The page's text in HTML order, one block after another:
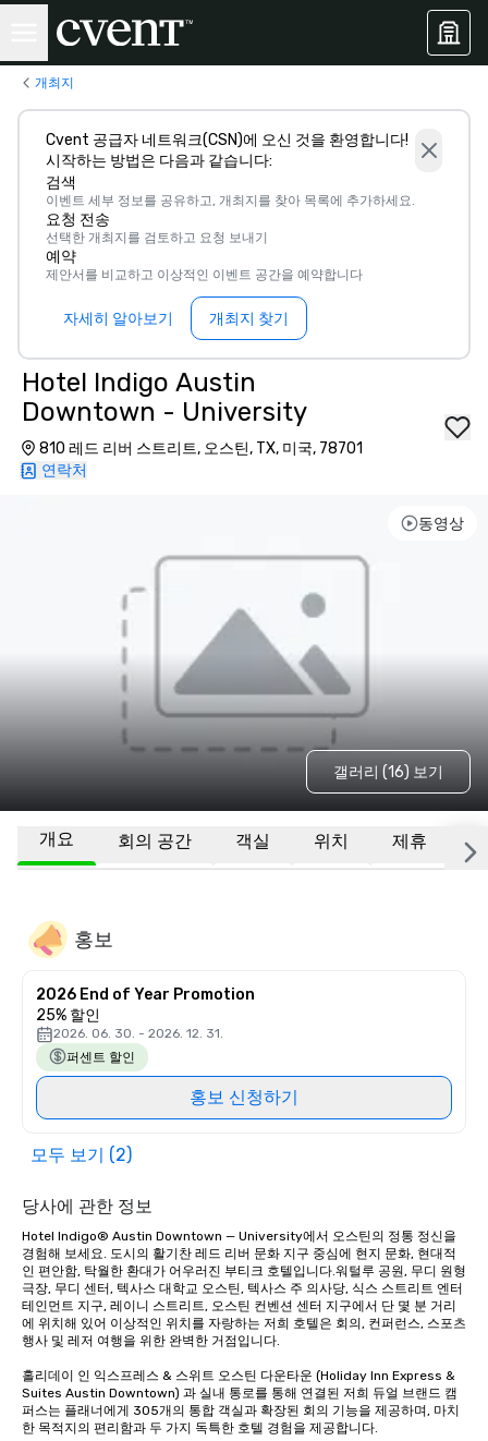
개최지
Cvent 공급자 네트워크(CSN)에 오신 것을 환영합니다!
시작하는 방법은 다음과 같습니다:
검색
이벤트 세부 정보를 공유하고, 개최지를 찾아 목록에 추가하세요.
요청 전송
선택한 개최지를 검토하고 요청 보내기
예약
제안서를 비교하고 이상적인 이벤트 공간을 예약합니다
자세히 알아보기 개최지 찾기
Hotel Indigo Austin
Downtown - University
810 레드 리버 스트리트, 오스틴, TX, 미국, 78701
연락처
동영상
갤러리 (16) 보기
개요 회의 공간 객실 위치 제휴
홍보
2026 End of Year Promotion
25% 할인
2026. 06. 30. - 2026. 12. 31.
퍼센트 할인
홍보 신청하기
모두 보기 (2)
당사에 관한 정보
Hotel Indigo® Austin Downtown — University에서 오스틴의 정통 정신을
경험해 보세요. 도시의 활기찬 레드 리버 문화 지구 중심에 현지 문화, 현대적
인 편안함, 탁월한 환대가 어우러진 부티크 호텔입니다.워털루 공원, 무디 원형
극장, 무디 센터, 텍사스 대학교 오스틴, 텍사스 주 의사당, 식스 스트리트 엔터
테인먼트 지구, 레이니 스트리트, 오스틴 컨벤션 센터 지구에서 단 몇 분 거리
에 위치해 있어 이상적인 위치를 자랑하는 저희 호텔은 회의, 컨퍼런스, 스포츠
행사 및 레저 여행을 위한 완벽한 거점입니다.
홀리데이 인 익스프레스 & 스위트 오스틴 다운타운 (Holiday Inn Express &
Suites Austin Downtown) 과 실내 통로를 통해 연결된 저희 듀얼 브랜드 캠
퍼스는 플래너에게 305개의 통합 객실과 확장된 회의 기능을 제공하며, 마치
한 목적지의 편리함과 두 가지 독특한 호텔 경험을 제공합니다.